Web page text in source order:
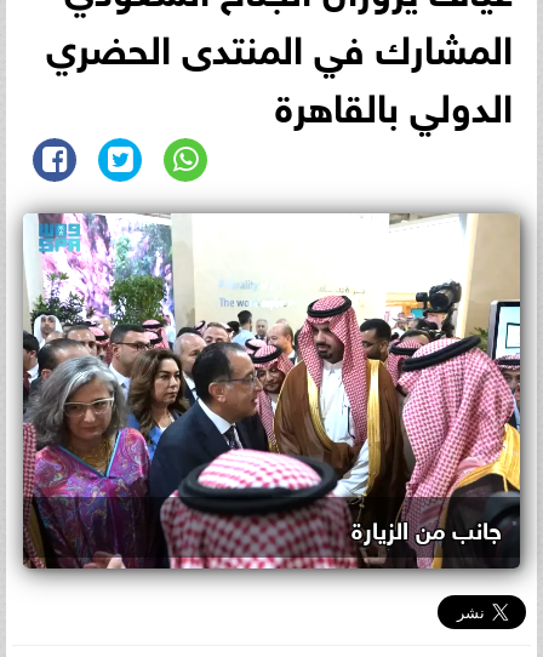
المشارك في المنتدى الحضري
الدولي بالقاهرة
جانب من الزيارة